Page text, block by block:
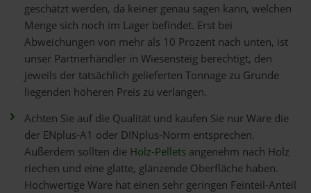
geschätzt werden, da keiner genau sagen kann, welchen
Menge sich noch im Lager befindet. Erst bei
Abweichungen von mehr als 10 Prozent nach unten, ist
unser Partnerhändler in Wiesensteig berechtigt, den
jeweils der tatsächlich gelieferten Tonnage zu Grunde
liegenden höheren Preis zu verlangen.
Achten Sie auf die Qualität und kaufen Sie nur Ware die
der ENplus-A1 oder DINplus-Norm entsprechen.
Außerdem sollten die Holz-Pellets angenehm nach Holz
riechen und eine glatte, glänzende Oberfläche haben.
Hochwertige Ware hat einen sehr geringen Feinteil-Anteil